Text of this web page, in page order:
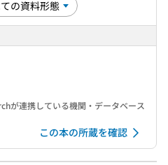
が連携している機関・データベース
この本の所蔵を確認